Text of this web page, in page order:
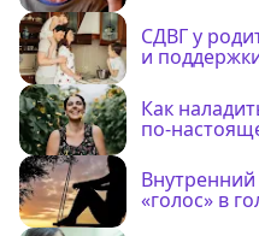
СДВГ у
и
Как
по-
Внутренний
«голос» в